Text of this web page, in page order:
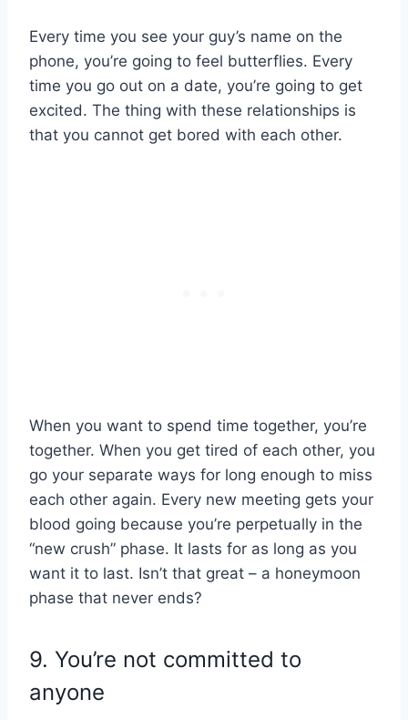
Every time you see your guy’s name on the
phone, you’re going to feel butterflies. Every
time you go out on a date, you’re going to get
excited. The thing with these relationships is
that you cannot get bored with each other.
When you want to spend time together, you’re
together. When you get tired of each other, you
go your separate ways for long enough to miss
each other again. Every new meeting gets your
blood going because you’re perpetually in the
“new crush” phase. It lasts for as long as you
want it to last. Isn’t that great – a honeymoon
phase that never ends?
9. You’re not committed to
anyone